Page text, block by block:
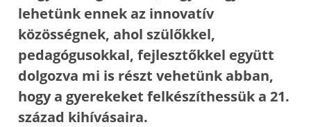
lehetünk ennek az innovatív
közösségnek, ahol szülőkkel,
pedagógusokkal, fejlesztőkkel együtt
dolgozva mi is részt vehetünk abban,
hogy a gyerekeket felkészíthessük a 21.
század kihívásaira.